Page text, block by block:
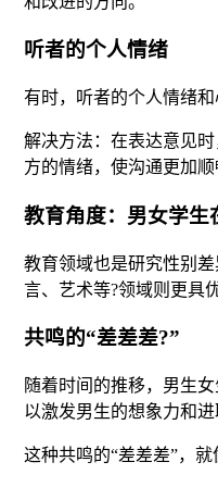
听者的个人情绪
有时，听者的个人情绪
解决方法：在表达意见
方的情绪，使沟通更加顺
教育角度：男女学生
教育领域也是研究性别
言、艺术等?领域则更具
共鸣的“差差差?”
随着时间的推移，男生
以激发男生的想象力和进
这种共鸣的“差差差”，